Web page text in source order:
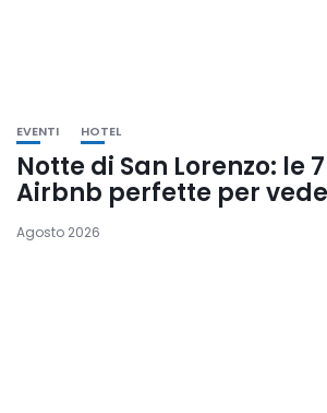
EVENTI HOTEL
Notte di San Lorenzo: le
Airbnb perfette per
Agosto 2026